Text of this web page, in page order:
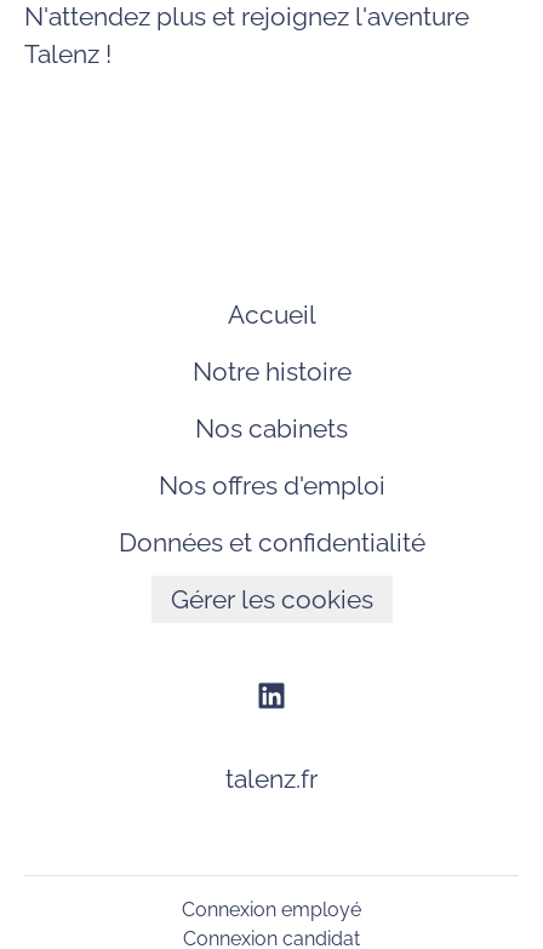
N'attendez plus et rejoignez l'aventure
Talenz !
Accueil
Notre histoire
Nos cabinets
Nos offres d'emploi
Données et confidentialité
Gérer les cookies
talenz.fr
Connexion employé
Connexion candidat